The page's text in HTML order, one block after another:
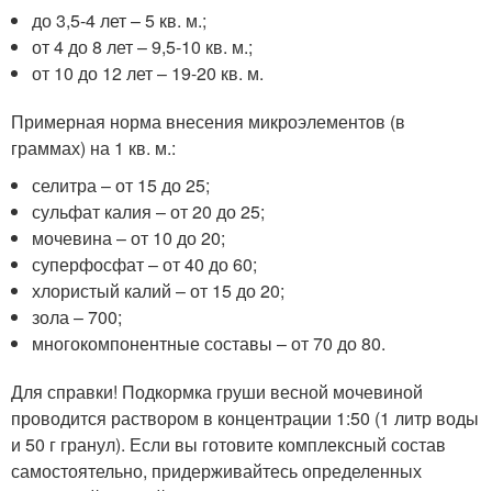
до 3,5-4 лет – 5 кв. м.;
от 4 до 8 лет – 9,5-10 кв. м.;
от 10 до 12 лет – 19-20 кв. м.
Примерная норма внесения микроэлементов (в
граммах) на 1 кв. м.:
селитра – от 15 до 25;
сульфат калия – от 20 до 25;
мочевина – от 10 до 20;
суперфосфат – от 40 до 60;
хлористый калий – от 15 до 20;
зола – 700;
многокомпонентные составы – от 70 до 80.
Для справки! Подкормка груши весной мочевиной
проводится раствором в концентрации 1:50 (1 литр воды
и 50 г гранул). Если вы готовите комплексный состав
самостоятельно, придерживайтесь определенных